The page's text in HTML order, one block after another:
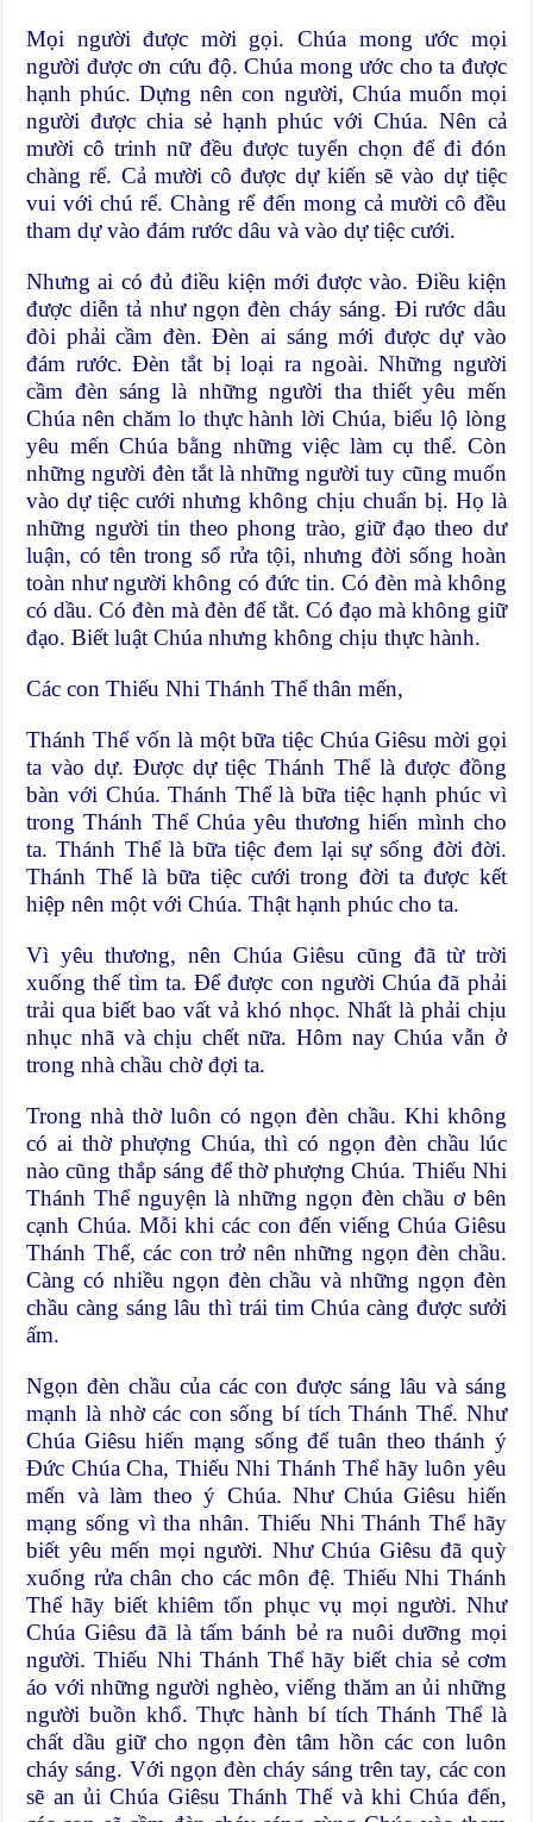
Mọi người được mời gọi. Chúa mong ước mọi
người được ơn cứu độ. Chúa mong ước cho ta được
hạnh phúc. Dựng nên con người, Chúa muốn mọi
người được chia sẻ hạnh phúc với Chúa. Nên cả
mười cô trinh nữ đều được tuyển chọn để đi đón
chàng rể. Cả mười cô được dự kiến sẽ vào dự tiệc
vui với chú rể. Chàng rể đến mong cả mười cô đều
tham dự vào đám rước dâu và vào dự tiệc cưới.
Nhưng ai có đủ điều kiện mới được vào. Điều kiện
được diễn tả như ngọn đèn cháy sáng. Đi rước dâu
đòi phải cầm đèn. Đèn ai sáng mới được dự vào
đám rước. Đèn tắt bị loại ra ngoài. Những người
cầm đèn sáng là những người tha thiết yêu mến
Chúa nên chăm lo thực hành lời Chúa, biểu lộ lòng
yêu mến Chúa bằng những việc làm cụ thể. Còn
những người đèn tắt là những người tuy cũng muốn
vào dự tiệc cưới nhưng không chịu chuẩn bị. Họ là
những người tin theo phong trào, giữ đạo theo dư
luận, có tên trong sổ rửa tội, nhưng đời sống hoàn
toàn như người không có đức tin. Có đèn mà không
có dầu. Có đèn mà đèn để tắt. Có đạo mà không giữ
đạo. Biết luật Chúa nhưng không chịu thực hành.
Các con Thiếu Nhi Thánh Thể thân mến,
Thánh Thể vốn là một bữa tiệc Chúa Giêsu mời gọi
ta vào dự. Được dự tiệc Thánh Thể là được đồng
bàn với Chúa. Thánh Thể là bữa tiệc hạnh phúc vì
trong Thánh Thể Chúa yêu thương hiến mình cho
ta. Thánh Thể là bữa tiệc đem lại sự sống đời đời.
Thánh Thể là bữa tiệc cưới trong đời ta được kết
hiệp nên một với Chúa. Thật hạnh phúc cho ta.
Vì yêu thương, nên Chúa Giêsu cũng đã từ trời
xuống thế tìm ta. Để được con người Chúa đã phải
trải qua biết bao vất vả khó nhọc. Nhất là phải chịu
nhục nhã và chịu chết nữa. Hôm nay Chúa vẫn ở
trong nhà chầu chờ đợi ta.
Trong nhà thờ luôn có ngọn đèn chầu. Khi không
có ai thờ phượng Chúa, thì có ngọn đèn chầu lúc
nào cũng thắp sáng để thờ phượng Chúa. Thiếu Nhi
Thánh Thể nguyện là những ngọn đèn chầu ơ bên
cạnh Chúa. Mỗi khi các con đến viếng Chúa Giêsu
Thánh Thể, các con trở nên những ngọn đèn chầu.
Càng có nhiều ngọn đèn chầu và những ngọn đèn
chầu càng sáng lâu thì trái tim Chúa càng được sưởi
ấm.
Ngọn đèn chầu của các con được sáng lâu và sáng
mạnh là nhờ các con sống bí tích Thánh Thể. Như
Chúa Giêsu hiến mạng sống để tuân theo thánh ý
Đức Chúa Cha, Thiếu Nhi Thánh Thể hãy luôn yêu
mến và làm theo ý Chúa. Như Chúa Giêsu hiến
mạng sống vì tha nhân. Thiếu Nhi Thánh Thể hãy
biết yêu mến mọi người. Như Chúa Giêsu đã quỳ
xuống rửa chân cho các môn đệ. Thiếu Nhi Thánh
Thể hãy biết khiêm tốn phục vụ mọi người. Như
Chúa Giêsu đã là tấm bánh bẻ ra nuôi dưỡng mọi
người. Thiếu Nhi Thánh Thể hãy biết chia sẻ cơm
áo với những người nghèo, viếng thăm an ủi những
người buồn khổ. Thực hành bí tích Thánh Thể là
chất dầu giữ cho ngọn đèn tâm hồn các con luôn
cháy sáng. Với ngọn đèn cháy sáng trên tay, các con
sẽ an ủi Chúa Giêsu Thánh Thể và khi Chúa đến,